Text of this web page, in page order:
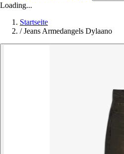
Loading...
Startseite
/ Jeans Armedangels Dylaano